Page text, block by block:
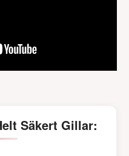
Säkert Gillar: